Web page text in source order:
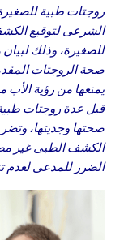
روجتات طبية
الشرعى لتوقيع
للصغيرة، وذلك
صحة الروجتات
يمنعها من رؤية
قبل عدة روجتات طبية
صحتها وجديتها، وتضر
الكشف الطبى غير
الضرر للمدعى لعدم